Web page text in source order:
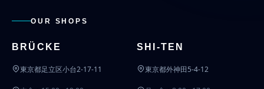
OUR SHOPS
BRÜCKE
東京都足立区小台2-17-11
SHI-TEN
東京都外神田5-4-12